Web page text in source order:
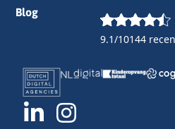
9.1/10144
Blog